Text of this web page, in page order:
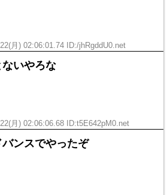
月) 02:06:01.74 ID:/jhRgddU0.net
いやろな
月) 02:06:06.68 ID:t5E642pM0.net
ンスでやったぞ